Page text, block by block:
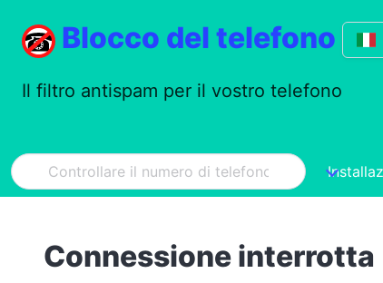
Blocco del telefono
Il filtro antispam per il vostro telefono
Connessione interrotta